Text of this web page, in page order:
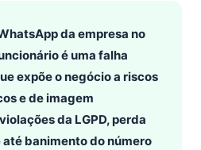
da empresa no
é uma falha
expõe o negócio a riscos
e de imagem
da LGPD, perda
banimento do número